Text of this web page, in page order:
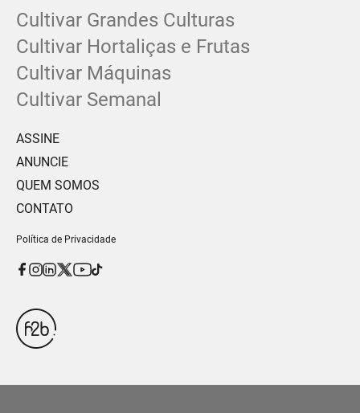
Cultivar Grandes Culturas
Cultivar Hortaliças e Frutas
Cultivar Máquinas
Cultivar Semanal
ASSINE
ANUNCIE
QUEM SOMOS
CONTATO
Política de Privacidade